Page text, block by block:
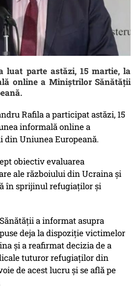
luat parte astăzi, 15 martie, la
online a Miniștrilor Sănătății
Rafila a participat astăzi, 15
informală online a
Uniunea Europeană.
obiectiv evaluarea
ale războiului din Ucraina și
în sprijinul refugiaților și
a informat asupra
deja la dispoziție victimelor
și a reafirmat decizia de a
tuturor refugiaților din
de acest lucru și se află pe